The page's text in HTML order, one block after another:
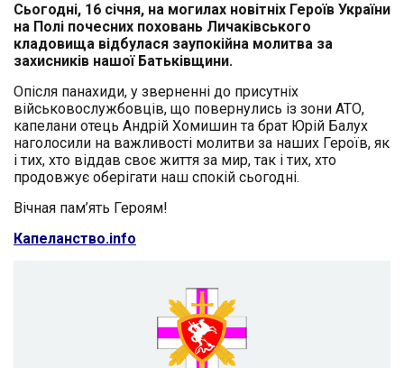
Сьогодні, 16 січня, на могилах новітніх Героїв України
на Полі почесних поховань Личаківського
кладовища відбулася заупокійна молитва за
захисників нашої Батьківщини.
Опісля панахиди, у зверненні до присутніх
військовослужбовців, що повернулись із зони АТО,
капелани отець Андрій Хомишин та брат Юрій Балух
наголосили на важливості молитви за наших Героїв, як
і тих, хто віддав своє життя за мир, так і тих, хто
продовжує оберігати наш спокій сьогодні.
Вічная пам’ять Героям!
Капеланство.info